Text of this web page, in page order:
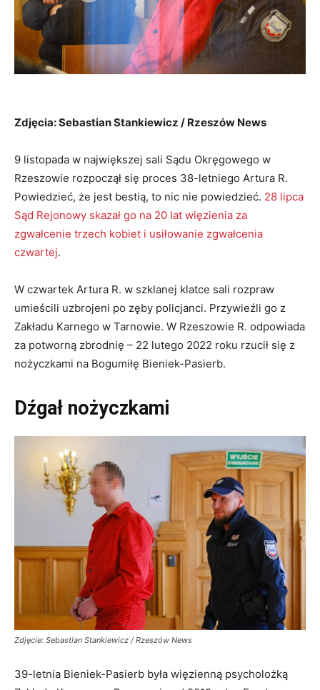
Zdjęcia: Sebastian Stankiewicz / Rzeszów News
9 listopada w największej sali Sądu Okręgowego w
Rzeszowie rozpoczął się proces 38-letniego Artura R.
Powiedzieć, że jest bestią, to nic nie powiedzieć. 28 lipca
Sąd Rejonowy skazał go na 20 lat więzienia za
zgwałcenie trzech kobiet i usiłowanie zgwałcenia
czwartej.
W czwartek Artura R. w szklanej klatce sali rozpraw
umieścili uzbrojeni po zęby policjanci. Przywieźli go z
Zakładu Karnego w Tarnowie. W Rzeszowie R. odpowiada
za potworną zbrodnię – 22 lutego 2022 roku rzucił się z
nożyczkami na Bogumiłę Bieniek-Pasierb.
Dźgał nożyczkami
Zdjęcie: Sebastian Stankiewicz / Rzeszów News
39-letnia Bieniek-Pasierb była więzienną psycholożką